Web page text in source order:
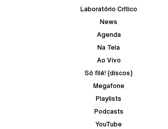
Laboratório Crítico
News
Agenda
Na Tela
Ao Vivo
Só filé! (discos)
Megafone
Playlists
Podcasts
YouTube